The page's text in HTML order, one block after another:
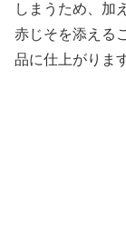
しまうため、加
赤じそを添える
品に仕上がりま